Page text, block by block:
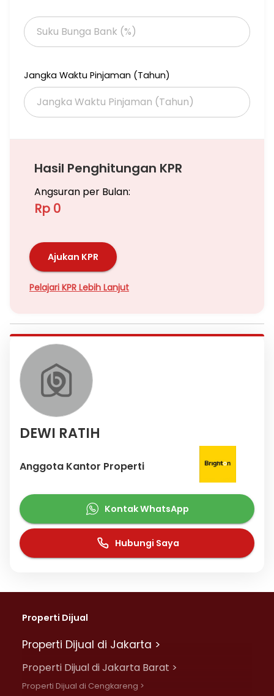
Jangka Waktu Pinjaman (Tahun)
Hasil Penghitungan KPR
Angsuran per Bulan:
Rp 0
Ajukan KPR
Pelajari KPR Lebih Lanjut
DEWI RATIH
Anggota Kantor Properti
Kontak WhatsApp
Hubungi Saya
Properti Dijual
Properti Dijual di Jakarta >
Properti Dijual di Jakarta Barat >
Properti Dijual di Cengkareng >